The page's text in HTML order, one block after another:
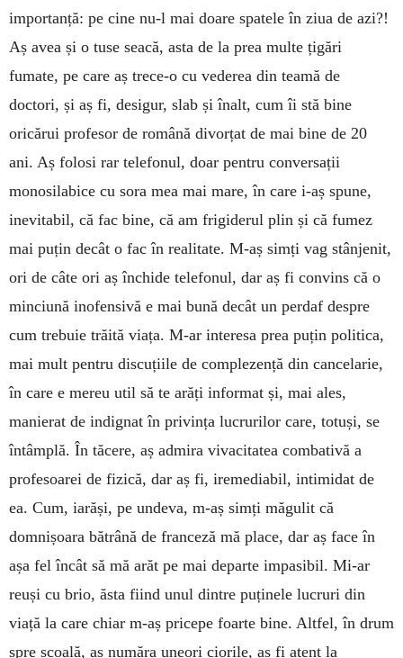
importanță: pe cine nu-l mai doare spatele în ziua de azi?!
Aș avea și o tuse seacă, asta de la prea multe țigări
fumate, pe care aș trece-o cu vederea din teamă de
doctori, și aș fi, desigur, slab și înalt, cum îi stă bine
oricărui profesor de română divorțat de mai bine de 20
ani. Aș folosi rar telefonul, doar pentru conversații
monosilabice cu sora mea mai mare, în care i-aș spune,
inevitabil, că fac bine, că am frigiderul plin și că fumez
mai puțin decât o fac în realitate. M-aș simți vag stânjenit,
ori de câte ori aș închide telefonul, dar aș fi convins că o
minciună inofensivă e mai bună decât un perdaf despre
cum trebuie trăită viața. M-ar interesa prea puțin politica,
mai mult pentru discuțiile de complezență din cancelarie,
în care e mereu util să te arăți informat și, mai ales,
manierat de indignat în privința lucrurilor care, totuși, se
întâmplă. În tăcere, aș admira vivacitatea combativă a
profesoarei de fizică, dar aș fi, iremediabil, intimidat de
ea. Cum, iarăși, pe undeva, m-aș simți măgulit că
domnișoara bătrână de franceză mă place, dar aș face în
așa fel încât să mă arăt pe mai departe impasibil. Mi-ar
reuși cu brio, ăsta fiind unul dintre puținele lucruri din
viață la care chiar m-aș pricepe foarte bine. Altfel, în drum
spre școală, aș număra uneori ciorile, aș fi atent la